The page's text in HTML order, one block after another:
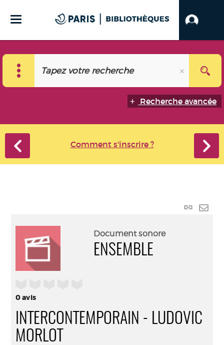
Recherche avancée
Comment s'inscrire ?
Lien
0avis
Document sonore
ENSEMBLE
INTERCONTEMPORAIN - LUDOVIC
MORLOT